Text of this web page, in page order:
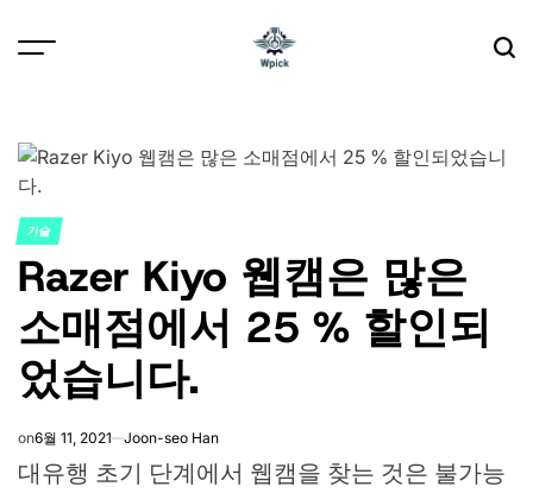
POSTED
IN
기술
Razer Kiyo 웹캠은 많은
소매점에서 25 % 할인되
었습니다.
on6월 11, 2021 Joon-seo Han
대유행 초기 단계에서 웹캠을 찾는 것은 불가능